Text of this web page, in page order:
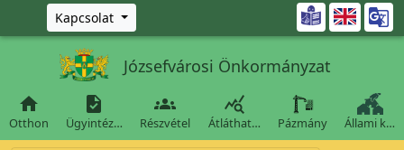
Ugrás a fő tartalomra
Kapcsolat 
Józsefvárosi Önkormányzat

Otthon

Ügyintéz…

Részvétel

Átláthat… Pázmány Állami k…